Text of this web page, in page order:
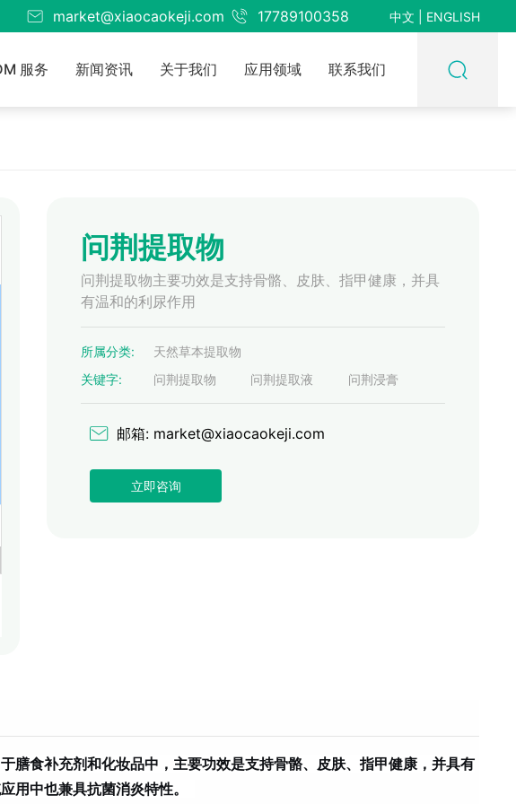
market@xiaocaokeji.com 17789100358 中文 ENGLISH
服务 新闻资讯 关于我们 应用领域 联系我们
问荆提取物
问荆提取物主要功效是支持骨骼、皮肤、指甲健康，并具
有温和的利尿作用
所属分类:
天然草本提取物
关键字:
问荆提取物 问荆提取液 问荆浸膏
邮箱: market@xiaocaokeji.com
立即咨询
膳食补充剂和化妆品中，主要功效是支持骨骼、皮肤、指甲健康，并具有
用中也兼具抗菌消炎特性。